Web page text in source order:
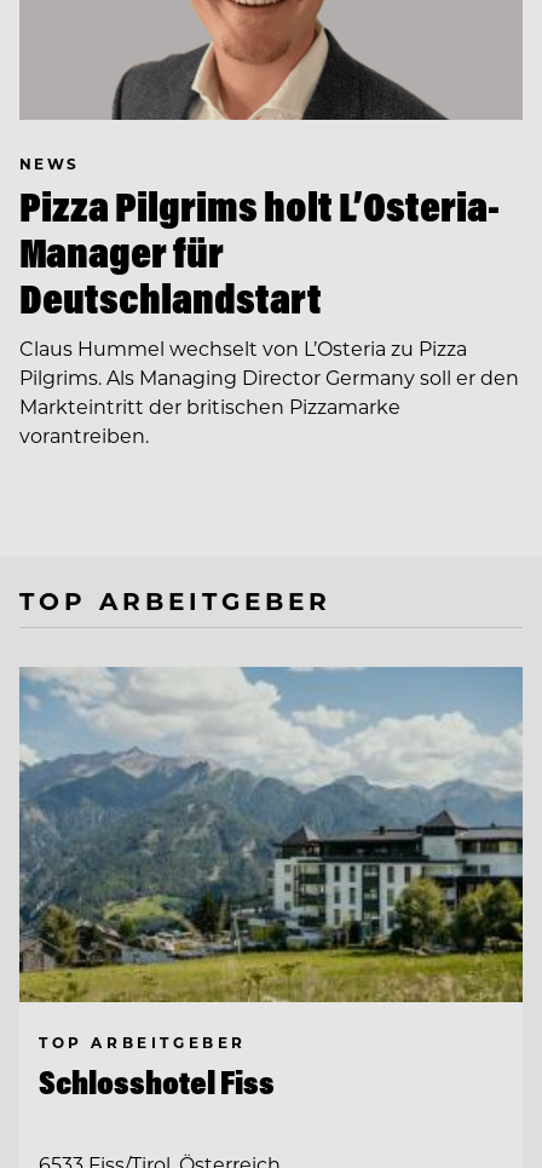
NEWS
Pizza Pilgrims holt L’Osteria-
Manager für
Deutschlandstart
Claus Hummel wechselt von L’Osteria zu Pizza
Pilgrims. Als Managing Director Germany soll er den
Markteintritt der britischen Pizzamarke
vorantreiben.
TOP ARBEITGEBER
TOP ARBEITGEBER
Schlosshotel Fiss